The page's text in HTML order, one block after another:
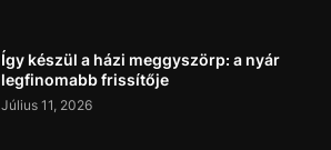
Így készül a házi meggyszörp: a nyár
legfinomabb frissítője
Július 11, 2026